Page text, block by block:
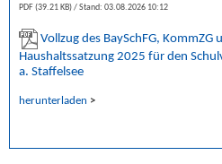
PDF (39.21 KB) Stand: 03.08.2026 10:12
Vollzug des BaySchFG, KommZG
Haushaltssatzung 2025 für den
a. Staffelsee
herunterladen >